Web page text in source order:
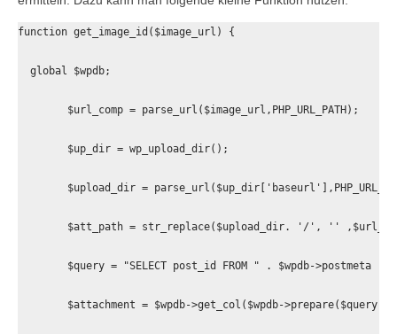
function get_image_id($image_url) {
  global $wpdb;